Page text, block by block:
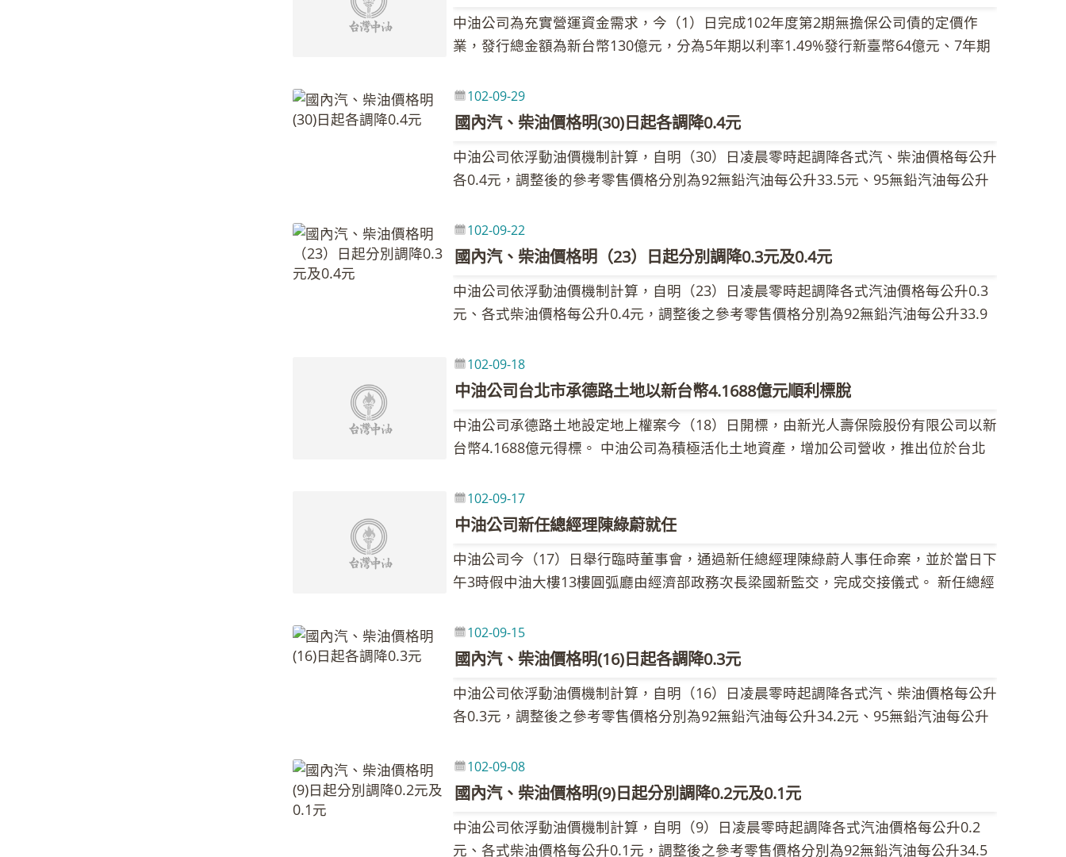
https://www.cpc.com.tw/big5/information/index01.asp?sno=4337&pno=12。
裝桶裝瓦斯，每桶調降10元，累計每公斤仍吸收1.85元，將於日後跌價時回補。各項液
化石油氣產品之價格，請詳參中油全球資訊網公告之液化石油氣牌價表。 另有關天然
勢再行檢討。各項天然氣產品價格，請詳參中油全球資訊網公告的天然氣牌價表。 中
油公司指出，國際油氣價格有漲有跌，請消費者體認全球能源有限的事實，珍惜能源、
中油公司為充實營運資金需求，今（1）日完成102年度第2期無擔保公司債的定價作
業，發行總金額為新台幣130億元，分為5年期以利率1.49%發行新臺幣64億元、7年期
商為群益金鼎證券等15家金融機構。
國內汽、柴油價格明(30)日起各調降0.4元
102-09-29
中油公司依浮動油價機制計算，自明（30）日凌晨零時起調降各式汽、柴油價格每公升
各0.4元，調整後的參考零售價格分別為92無鉛汽油每公升33.5元、95無鉛汽油每公升
場對於敘利亞化武與伊朗核武問題均有望透過外交途徑解決的信心升高，及美國商用原
油庫存較前週增加等因素影響，致使國際油價下跌。本週調價指標7D3B週均價為每桶
內油價依公式計算跌幅為1.51％，汽、柴油每公升各調降0.4元。各式汽、柴油參考零
售價格調幅及調整金額如附表，但實際零售價格仍應以各營業點公告為準。 中油公司
受國內低油價的同時，應體認全球油源蘊藏量有限，珍惜資源、節約用油。
國內汽、柴油價格明（23）日起分別調降0.3元及0.4元
102-09-22
中油公司依浮動油價機制計算，自明（23）日凌晨零時起調降各式汽油價格每公升0.3
元、各式柴油價格每公升0.4元，調整後之參考零售價格分別為92無鉛汽油每公升33.9
中油公司指出，由於利比亞石油產量攀升，加上敘利亞軍事危機緩和，市場預期中東油
產可能減少疑慮也隨之紓解，國際油價下跌。本週調價指標7D3B週均價為每桶108.79
公式計算跌幅為1.47％，汽油每公升調降0.3元、柴油每公升調降0.4元。各式汽、柴油
參考零售價格調幅及調整金額如附表，但實際零售價格仍應以各營業點公告為準。 台
珍惜能源使用，中油公司建議您一些省油省錢的小撇步：行駛起步時請平穩加速，不要
猛踩油門；在行駛中則保持車速穩定，不要忽快忽慢；需長時間停車時宜將引擎熄火，
以節省荷包，相關省油省錢資訊歡迎大家至中油全球資訊網查詢
（https://www.cpc.com.tw/）。
中油公司台北市承德路土地以新台幣4.1688億元順利標脫
102-09-18
中油公司承德路土地設定地上權案今（18）日開標，由新光人壽保險股份有限公司以新
台幣4.1688億元得標。 中油公司為積極活化土地資產，增加公司營收，推出位於台北
式活化利用，得標人可依據都市計畫及建築法令等規定開發經營，交通便捷且鄰近孔
廟、保安宮、迪化街霞海城隍廟等知名古蹟，旅遊資源豐富，吸引壽險業者、開發公
公司、新光人壽及遠雄人壽等4家業者參與投標。本案底價為新台幣2.7586億元，溢價
率約51％，將於11月初完成簽約手續。 中油公司表示，承德路土地設定地上權標案成
地等3案土地設定地上權，該等土地面積方整，區位條件佳，歡迎投資人踴躍參與投
標。
中油公司新任總經理陳綠蔚就任
102-09-17
中油公司今（17）日舉行臨時董事會，通過新任總經理陳綠蔚人事任命案，並於當日下
午3時假中油大樓13樓圓弧廳由經濟部政務次長梁國新監交，完成交接儀式。 新任總經
長、中油副總經理及發言人與中美和董事長等職務，工作歷練完整豐富。 陳綠蔚總經
理表示，中油公司在林聖忠董事長、孔祥雲總經理及歷任董事長、總經理領導下，不斷
克服經營上的難關，推動公司經營績效改善，力行開源節流，為公司發展奠定了堅實的
基礎，對於公司經營方面，陳總經理強調執行力的重要，並認為工安是企業永續經營的
基礎，也是中油公司最重視的核心價值，將以工安列為公司首要工作，不容許打折扣，
聲音並瞭解消費者想法，將市場資訊傳回公司；天然氣則以穩定氣源、輸儲設備及熱值
為主；長期而言將著重公司人才培養並啟動接班人計畫；民營化部分則將加強與工會溝
經營改善的期盼，將與經營團隊及全體同仁同舟共濟、共同攜手合作，繼續擦亮中油火
國內汽、柴油價格明(16)日起各調降0.3元
102-09-15
中油公司依浮動油價機制計算，自明（16）日凌晨零時起調降各式汽、柴油價格每公升
各0.3元，調整後之參考零售價格分別為92無鉛汽油每公升34.2元、95無鉛汽油每公升
場預期透過外交途徑解決敘利亞軍事衝突的機會升高，舒緩中東緊張情勢與原油供應受
阻疑慮，國際油價下跌。本週調價指標7D3B週均價為每桶110.59美元，較前週111.71
美元，下跌1.12美元，新台幣兌美元匯率升值0.11元，國內油價依公式計算跌幅為
1.09％，汽、柴油每公升各調降0.3元。各式汽、柴油參考零售價格調幅及調整金額如
國內汽、柴油價格明(9)日起分別調降0.2元及0.1元
102-09-08
中油公司依浮動油價機制計算，自明（9）日凌晨零時起調降各式汽油價格每公升0.2
元、各式柴油價格每公升0.1元，調整後之參考零售價格分別為92無鉛汽油每公升34.5